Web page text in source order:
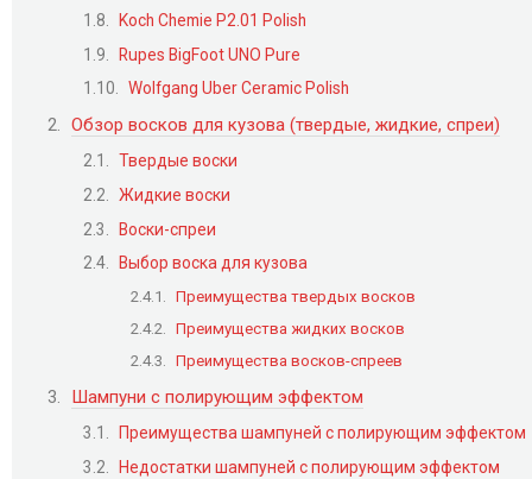
Koch Chemie P2.​01 Polish
Rupes BigFoot UNO Pure
Wolfgang Uber Ceramic Polish
Обзор восков для кузова (твердые, жидкие, спреи)
Твердые воски
Жидкие воски
Воски-спреи
Выбор воска для кузова
Преимущества твердых восков
Преимущества жидких восков
Преимущества восков-спреев
Шампуни с полирующим эффектом
Преимущества шампуней с полирующим эффектом
Недостатки шампуней с полирующим эффектом